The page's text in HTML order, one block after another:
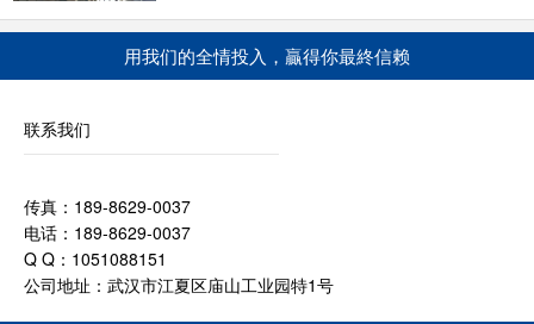
设备描述： YCLM-GB龙门式板管两用切割机用
于进行圆管的相贯线切割以及钢板的异形加工的
产品简介 12000W光纤激光切割机是光纤激
光技术与数字控制技术完美融合，研发出这款
2024-04-07
用我们的全情投入，贏得你最終信赖
联系我们
传真：189-8629-0037
电话：189-8629-0037
Q Q：1051088151
公司地址：武汉市江夏区庙山工业园特1号